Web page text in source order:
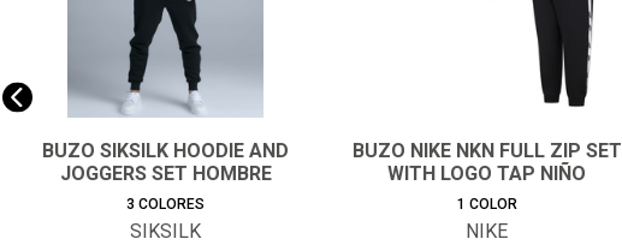
BUZO SIKSILK HOODIE AND
JOGGERS SET HOMBRE
3 COLORES
SIKSILK
BUZO NIKE NKN FULL ZIP SET
WITH LOGO TAP NIÑO
1 COLOR
NIKE